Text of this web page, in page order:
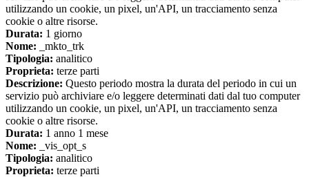
utilizzando un cookie, un pixel, un'API, un tracciamento senza
cookie o altre risorse.
Durata: 1 giorno
Nome: _mkto_trk
Tipologia: analitico
Proprieta: terze parti
Descrizione: Questo periodo mostra la durata del periodo in cui un
servizio può archiviare e/o leggere determinati dati dal tuo computer
utilizzando un cookie, un pixel, un'API, un tracciamento senza
cookie o altre risorse.
Durata: 1 anno 1 mese
Nome: _vis_opt_s
Tipologia: analitico
Proprieta: terze parti